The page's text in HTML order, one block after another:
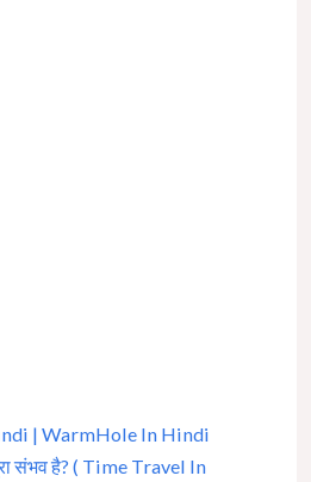
| WarmHole In Hindi
संभव है? ( Time Travel In